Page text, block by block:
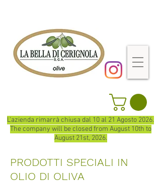
L'azienda rimarrà chiusa dal 10 al 21 Agosto 2026.
The company will be closed from August 10th to
August 21st, 2026.
PRODOTTI SPECIALI IN
OLIO DI OLIVA